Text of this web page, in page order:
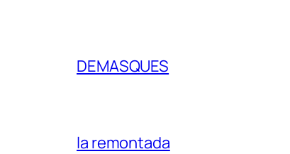
DEMASQUES
la remontada